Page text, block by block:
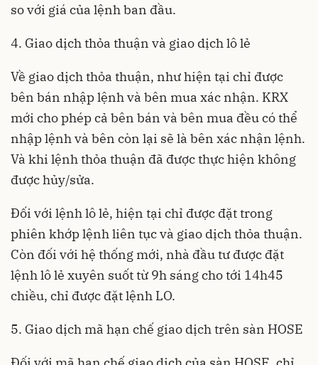
so với giá của lệnh ban đầu.
4. Giao dịch thỏa thuận và giao dịch lô lẻ
Về giao dịch thỏa thuận, như hiện tại chỉ được
bên bán nhập lệnh và bên mua xác nhận. KRX
mới cho phép cả bên bán và bên mua đều có thể
nhập lệnh và bên còn lại sẽ là bên xác nhận lệnh.
Và khi lệnh thỏa thuận đã được thực hiện không
được hủy/sửa.
Đối với lệnh lô lẻ, hiện tại chỉ được đặt trong
phiên khớp lệnh liên tục và giao dịch thỏa thuận.
Còn đối với hệ thống mới, nhà đầu tư được đặt
lệnh lô lẻ xuyên suốt từ 9h sáng cho tới 14h45
chiều, chỉ được đặt lệnh LO.
5. Giao dịch mã hạn chế giao dịch trên sàn HOSE